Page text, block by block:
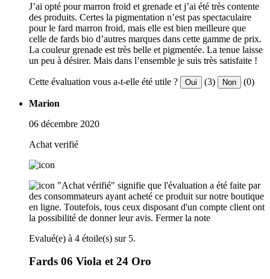
J’ai opté pour marron froid et grenade et j’ai été très contente
des produits. Certes la pigmentation n’est pas spectaculaire
pour le fard marron froid, mais elle est bien meilleure que
celle de fards bio d’autres marques dans cette gamme de prix.
La couleur grenade est très belle et pigmentée. La tenue laisse
un peu à désirer. Mais dans l’ensemble je suis très satisfaite !
Cette évaluation vous a-t-elle été utile ? Oui (3) Non (0)
Marion
06 décembre 2020
Achat verifié
"Achat vérifié" signifie que l'évaluation a été faite par
des consommateurs ayant acheté ce produit sur notre boutique
en ligne. Toutefois, tous ceux disposant d'un compte client ont
la possibilité de donner leur avis. Fermer la note
Evalué(e) à 4 étoile(s) sur 5.
Fards 06 Viola et 24 Oro